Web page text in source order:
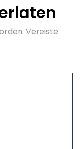
Vereiste